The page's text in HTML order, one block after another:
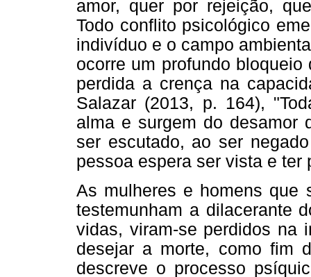
amor, quer por rejeição,
Todo conflito psicológico
indivíduo e o campo
ocorre um profundo
perdida a crença na
Salazar (2013, p. 164),
alma e surgem do
ser escutado, ao ser
pessoa espera ser vista e
As mulheres e homens que
testemunham a dilacerante
vidas, viram-se perdidos na
desejar a morte, como fim
descreve o processo